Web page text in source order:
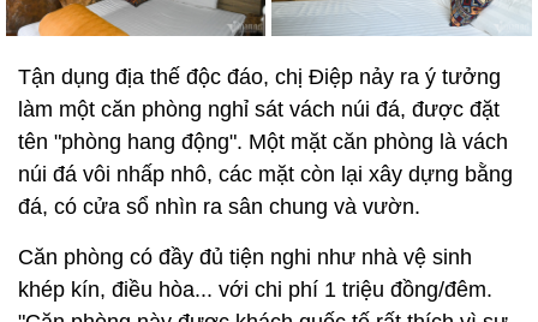
Tận dụng địa thế độc đáo, chị Điệp nảy ra ý tưởng
làm một căn phòng nghỉ sát vách núi đá, được đặt
tên "phòng hang động". Một mặt căn phòng là vách
núi đá vôi nhấp nhô, các mặt còn lại xây dựng bằng
đá, có cửa sổ nhìn ra sân chung và vườn.
Căn phòng có đầy đủ tiện nghi như nhà vệ sinh
khép kín, điều hòa... với chi phí 1 triệu đồng/đêm.